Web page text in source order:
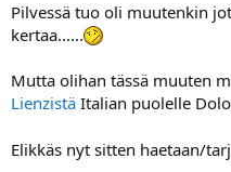
Pilvessä tuo oli muutenkin
kertaa......
Mutta olihan tässä muuten
Lienzistä Italian puolelle
Elikkäs nyt sitten haetaan/